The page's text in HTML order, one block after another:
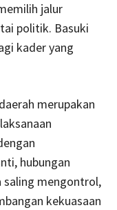
jalur
politik. Basuki
kader yang
merupakan
hubungan
mengontrol,
kekuasaan